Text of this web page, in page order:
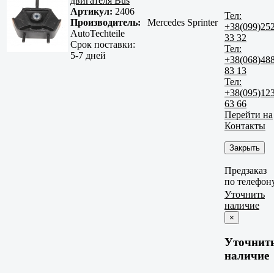
Артикул: 2406
Производитель:
AutoTechteile
Срок поставки:
5-7 дней
Mercedes Sprinter
Тел:
33 32
Тел:
83 13
Тел:
63 66
Перейти на
Контакты
Закрыть
Предзаказ
по
Уточнить
наличие
×
наличие